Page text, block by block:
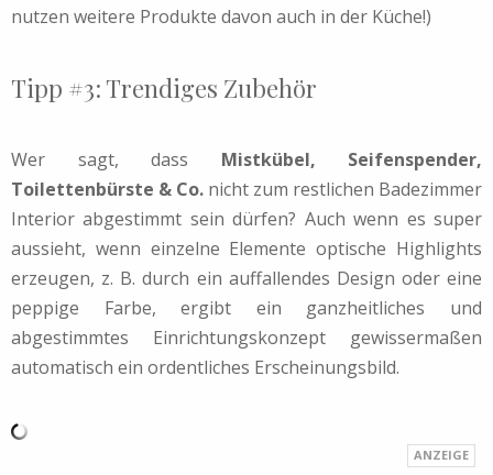
nutzen weitere Produkte davon auch in der Küche!)
Tipp #3: Trendiges Zubehör
Wer sagt, dass Mistkübel, Seifenspender,
Toilettenbürste & Co. nicht zum restlichen Badezimmer
Interior abgestimmt sein dürfen? Auch wenn es super
aussieht, wenn einzelne Elemente optische Highlights
erzeugen, z. B. durch ein auffallendes Design oder eine
peppige Farbe, ergibt ein ganzheitliches und
abgestimmtes Einrichtungskonzept gewissermaßen
automatisch ein ordentliches Erscheinungsbild.